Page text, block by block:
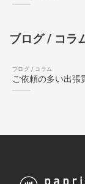
ブログ / コラ
ブログ / コラム
ご依頼の多い出張